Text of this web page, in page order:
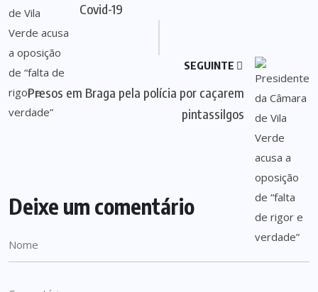
Covid-19
SEGUINTE
Presos em Braga pela polícia por caçarem
pintassilgos
Deixe um comentário